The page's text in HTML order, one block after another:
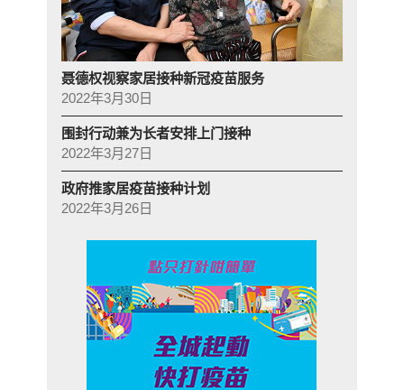
聂德权视察家居接种新冠疫苗服务
2022年3月30日
围封行动兼为长者安排上门接种
2022年3月27日
政府推家居疫苗接种计划
2022年3月26日